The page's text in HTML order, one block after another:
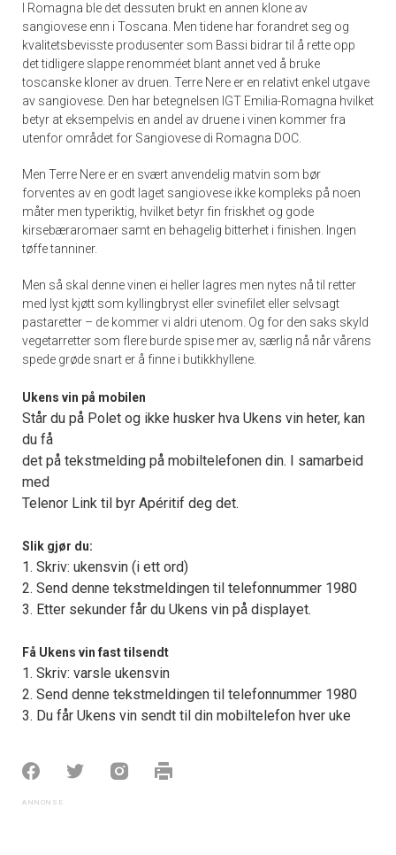
I Romagna ble det dessuten brukt en annen klone av
sangiovese enn i Toscana. Men tidene har forandret seg og
kvalitetsbevisste produsenter som Bassi bidrar til å rette opp
det tidligere slappe renomméet blant annet ved å bruke
toscanske kloner av druen. Terre Nere er en relativt enkel utgave
av sangiovese. Den har betegnelsen IGT Emilia-Romagna hvilket
betyr at eksempelvis en andel av druene i vinen kommer fra
utenfor området for Sangiovese di Romagna DOC.
Men Terre Nere er en svært anvendelig matvin som bør
forventes av en godt laget sangiovese ikke kompleks på noen
måter men typeriktig, hvilket betyr fin friskhet og gode
kirsebæraromaer samt en behagelig bitterhet i finishen. Ingen
tøffe tanniner.
Men så skal denne vinen ei heller lagres men nytes nå til retter
med lyst kjøtt som kyllingbryst eller svinefilet eller selvsagt
pastaretter – de kommer vi aldri utenom. Og for den saks skyld
vegetarretter som flere burde spise mer av, særlig nå når vårens
spede grøde snart er å finne i butikkhyllene.
Ukens vin på mobilen
Står du på Polet og ikke husker hva Ukens vin heter, kan
du få
det på tekstmelding på mobiltelefonen din. I samarbeid
med
Telenor Link til byr Apéritif deg det.
Slik gjør du:
1. Skriv: ukensvin (i ett ord)
2. Send denne tekstmeldingen til telefonnummer 1980
3. Etter sekunder får du Ukens vin på displayet.
Få Ukens vin fast tilsendt
1. Skriv: varsle ukensvin
2. Send denne tekstmeldingen til telefonnummer 1980
3. Du får Ukens vin sendt til din mobiltelefon hver uke